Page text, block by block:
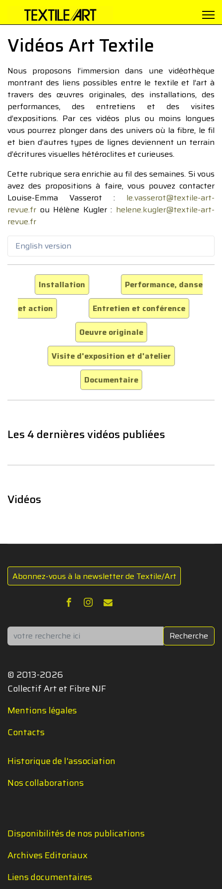
Vidéos Art Textile
Nous proposons l’immersion dans une vidéothèque
montrant des liens possibles entre le textile et l’art à
travers des œuvres originales, des installations, des
performances, des entretiens et des visites
d’expositions. Par ces vidéos plus ou moins longues
vous pourrez plonger dans des univers où la fibre, le fil
et bien d’autres types de lignes deviennent un terrain
d’écritures visuelles hétéroclites et curieuses.
Cette rubrique sera enrichie au fil des semaines. Si vous
avez des propositions à faire, vous pouvez contacter
Louise-Emma Vasserot : le.vasserot@textile-art-
revue.fr ou Hélène Kugler : helene.kugler@textile-art-
revue.fr
English version
Installation
Performance, danse
et action
Entretien et conférence
Oeuvre originale
Visite d'exposition et d'atelier
Documentaire
Les 4 dernières vidéos publiées
Vidéos
Abonnez-vous à la newsletter de Textile/Art
Rechercher Recherche
© 2013-2026
Collectif Art et Fibre NJF
Mentions légales
Contacts
Historique de l'association
Nos collaborations
Disponibilités de nos publications
Archives Editoriaux
Liens documentaires